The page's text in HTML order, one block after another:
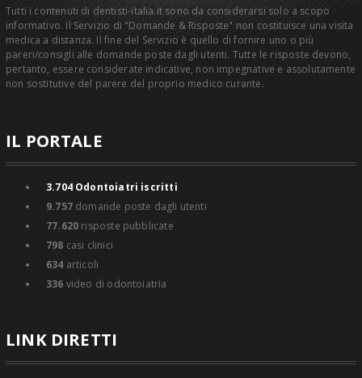
Tutti i contenuti di dentisti-italia.it sono da considerarsi solo a scopo
informativo. Il Servizio di "Domande & Risposte" non costituisce una visita
medica a distanza. Il fine del Servizio è quello di fornire uno o più
pareri/consigli alle domande poste dagli utenti. Tutte le risposte devono,
pertanto, essere considerate indicative, non impegnative e assolutamente
non sostitutive del parere del proprio medico curante.
IL PORTALE
3.704Odontoiatri iscritti
9.757domande poste dagli utenti
77.620 risposte pubblicate
798 casi clinici
634 articoli
336 video di odontoiatria
LINK DIRETTI